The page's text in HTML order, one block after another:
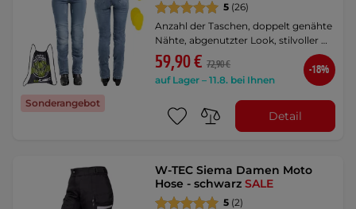
Sonderangebot
5 (26)
Anzahl der Taschen, doppelt genähte
Nähte, abgenutzter Look, stilvoller …
59,90 € 72,90 €
auf Lager – 11.8. bei Ihnen
-18%
Detail
W-TEC Siema Damen Moto
Hose - schwarzSALE
5 (2)